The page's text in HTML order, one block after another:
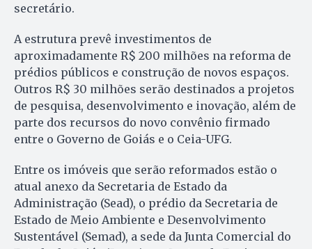
secretário.
A estrutura prevê investimentos de
aproximadamente R$ 200 milhões na reforma de
prédios públicos e construção de novos espaços.
Outros R$ 30 milhões serão destinados a projetos
de pesquisa, desenvolvimento e inovação, além de
parte dos recursos do novo convênio firmado
entre o Governo de Goiás e o Ceia-UFG.
Entre os imóveis que serão reformados estão o
atual anexo da Secretaria de Estado da
Administração (Sead), o prédio da Secretaria de
Estado de Meio Ambiente e Desenvolvimento
Sustentável (Semad), a sede da Junta Comercial do